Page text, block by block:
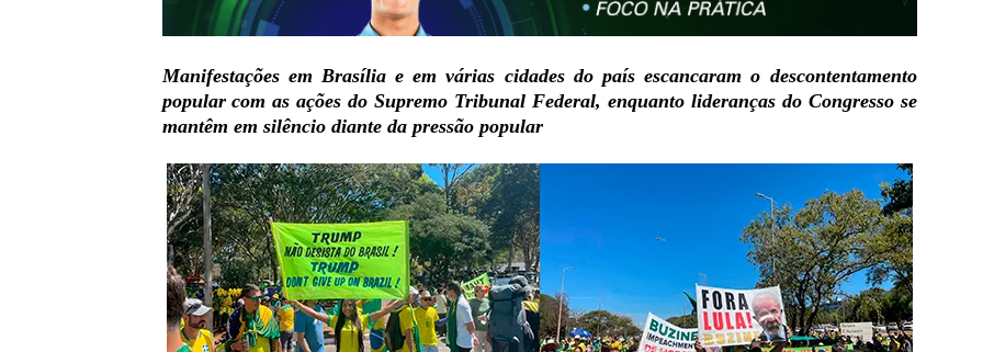
Manifestações em Brasília e em várias cidades do país escancaram o descontentamento
popular com as ações do Supremo Tribunal Federal, enquanto lideranças do Congresso se
mantêm em silêncio diante da pressão popular